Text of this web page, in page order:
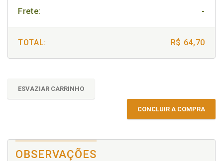
Frete: -
TOTAL: R$ 64,70
ESVAZIAR CARRINHO
CONCLUIR A COMPRA
OBSERVAÇÕES